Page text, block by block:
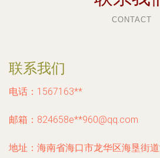
CONTACT
联系我们
电话：1567163**
邮箱：824658e**960@qq.com
地址：海南省海口市龙华区海垦街